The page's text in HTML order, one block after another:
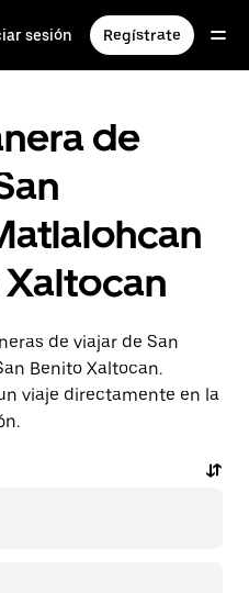
sesión Regístrate
de
Xaltocan
de viajar de San
Benito Xaltocan.
viaje directamente en la